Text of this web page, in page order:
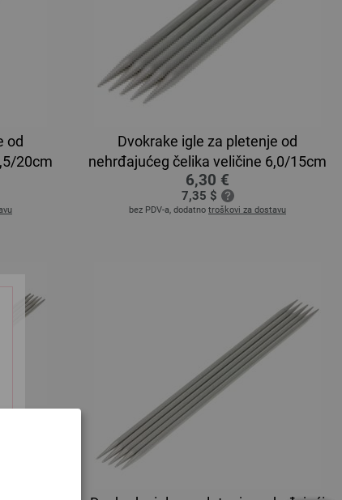
od
20cm
Dvokrake igle za pletenje od
nehrđajućeg čelika veličine 6,0/15cm
6,30 €
7,35 $
bez PDV-a, dodatno troškovi za dostavu